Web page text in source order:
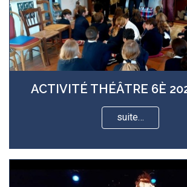
ACTIVITÉ THÉÂTRE 6È
suite…